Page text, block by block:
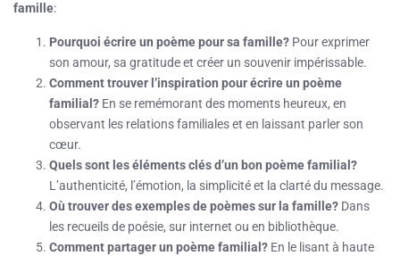
famille:
Pourquoi écrire un poème pour sa famille? Pour exprimer
son amour, sa gratitude et créer un souvenir impérissable.
Comment trouver l’inspiration pour écrire un poème
familial? En se remémorant des moments heureux, en
observant les relations familiales et en laissant parler son
cœur.
Quels sont les éléments clés d’un bon poème familial?
L’authenticité, l’émotion, la simplicité et la clarté du message.
Où trouver des exemples de poèmes sur la famille? Dans
les recueils de poésie, sur internet ou en bibliothèque.
Comment partager un poème familial? En le lisant à haute